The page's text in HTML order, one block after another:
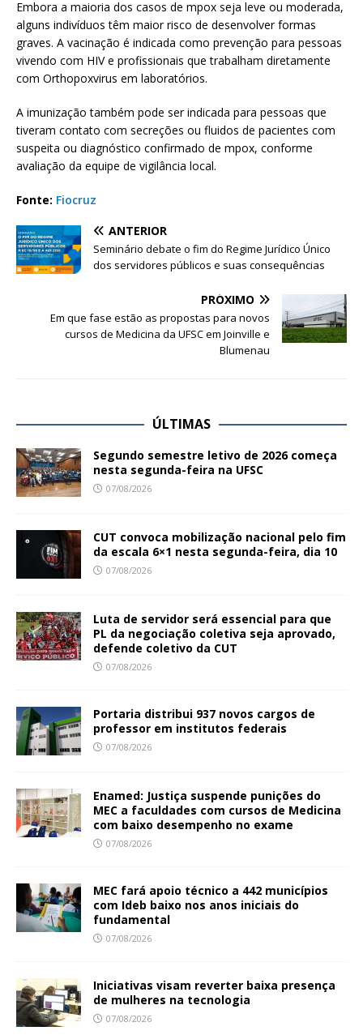
Embora a maioria dos casos de mpox seja leve ou moderada,
alguns indivíduos têm maior risco de desenvolver formas
graves. A vacinação é indicada como prevenção para pessoas
vivendo com HIV e profissionais que trabalham diretamente
com Orthopoxvirus em laboratórios.
A imunização também pode ser indicada para pessoas que
tiveram contato com secreções ou fluidos de pacientes com
suspeita ou diagnóstico confirmado de mpox, conforme
avaliação da equipe de vigilância local.
Fonte: Fiocruz
ANTERIOR
Seminário debate o fim do Regime Jurídico Único
dos servidores públicos e suas consequências
PRÓXIMO
Em que fase estão as propostas para novos
cursos de Medicina da UFSC em Joinville e
Blumenau
ÚLTIMAS
Segundo semestre letivo de 2026 começa
nesta segunda-feira na UFSC
07/08/2026
CUT convoca mobilização nacional pelo fim
da escala 6×1 nesta segunda-feira, dia 10
07/08/2026
Luta de servidor será essencial para que
PL da negociação coletiva seja aprovado,
defende coletivo da CUT
07/08/2026
Portaria distribui 937 novos cargos de
professor em institutos federais
07/08/2026
Enamed: Justiça suspende punições do
MEC a faculdades com cursos de Medicina
com baixo desempenho no exame
07/08/2026
MEC fará apoio técnico a 442 municípios
com Ideb baixo nos anos iniciais do
fundamental
07/08/2026
Iniciativas visam reverter baixa presença
de mulheres na tecnologia
07/08/2026